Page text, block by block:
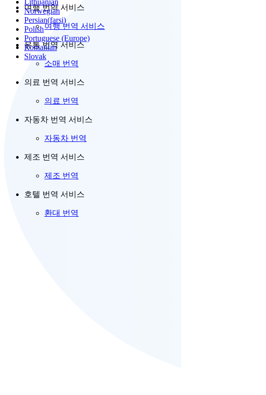
여행 번역 서비스
여행 번역 서비스
유통 번역 서비스
소매 번역
의료 번역 서비스
의료 번역
자동차 번역 서비스
자동차 번역
제조 번역 서비스
제조 번역
호텔 번역 서비스
환대 번역
Norwegian
Persian(farsi)
Polish
Portuguese (Europe)
Romanian
Slovak